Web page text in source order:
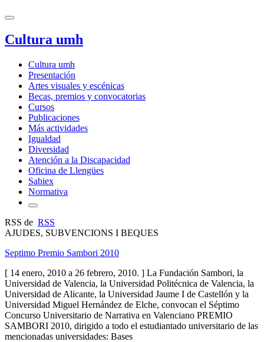
Cultura umh
Cultura umh
Presentación
Artes visuales y escénicas
Becas, premios y convocatorias
Cursos
Publicaciones
Más actividades
Igualdad
Diversidad
Atención a la Discapacidad
Oficina de Llengües
Sabiex
Normativa
RSS de RSS
AJUDES, SUBVENCIONS I BEQUES
Septimo Premio Sambori 2010
[ 14 enero, 2010 a 26 febrero, 2010. ] La Fundación Sambori, la
Universidad de Valencia, la Universidad Politécnica de Valencia, la
Universidad de Alicante, la Universidad Jaume I de Castellón y la
Universidad Miguel Hernández de Elche, convocan el Séptimo
Concurso Universitario de Narrativa en Valenciano PREMIO
SAMBORI 2010, dirigido a todo el estudiantado universitario de las
mencionadas universidades: Bases